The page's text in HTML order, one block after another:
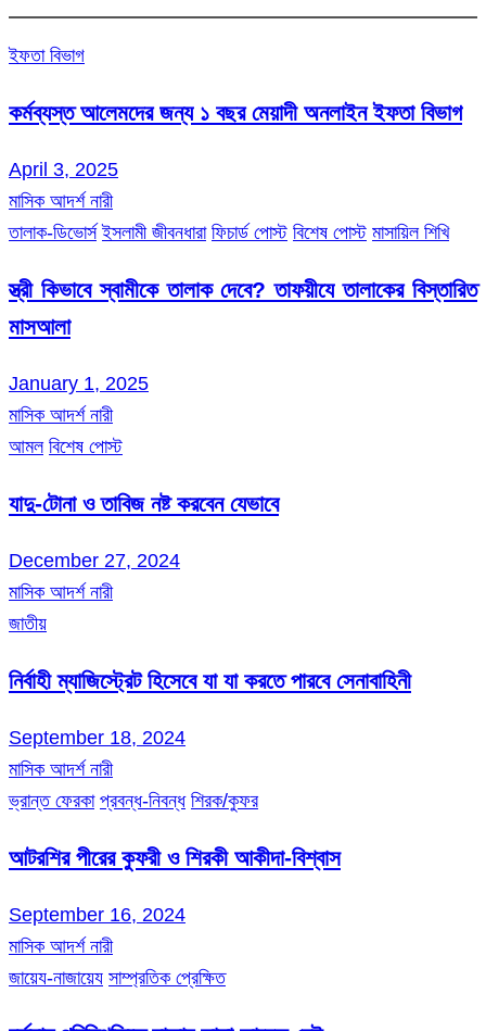
ইফতা বিভাগ
কর্মব্যস্ত আলেমদের জন্য ১ বছর মেয়াদী অনলাইন ইফতা বিভাগ
April 3, 2025
মাসিক আদর্শ নারী
তালাক-ডিভোর্স ইসলামী জীবনধারা ফিচার্ড পোস্ট বিশেষ পোস্ট মাসায়িল শিখি
স্ত্রী কিভাবে স্বামীকে তালাক দেবে? তাফয়ীযে তালাকের বিস্তারিত
মাসআলা
January 1, 2025
মাসিক আদর্শ নারী
আমল বিশেষ পোস্ট
যাদু-টোনা ও তাবিজ নষ্ট করবেন যেভাবে
December 27, 2024
মাসিক আদর্শ নারী
জাতীয়
নির্বাহী ম্যাজিস্ট্রেট হিসেবে যা যা করতে পারবে সেনাবাহিনী
September 18, 2024
মাসিক আদর্শ নারী
ভ্রান্ত ফেরকা প্রবন্ধ-নিবন্ধ শিরক/কুফর
আটরশির পীরের কুফরী ও শিরকী আকীদা-বিশ্বাস
September 16, 2024
মাসিক আদর্শ নারী
জায়েয-নাজায়েয সাম্প্রতিক প্রেক্ষিত